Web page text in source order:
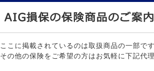
ここに掲載されているのは取扱商品の一部で
その他の保険をご希望の方はお気軽に下記代